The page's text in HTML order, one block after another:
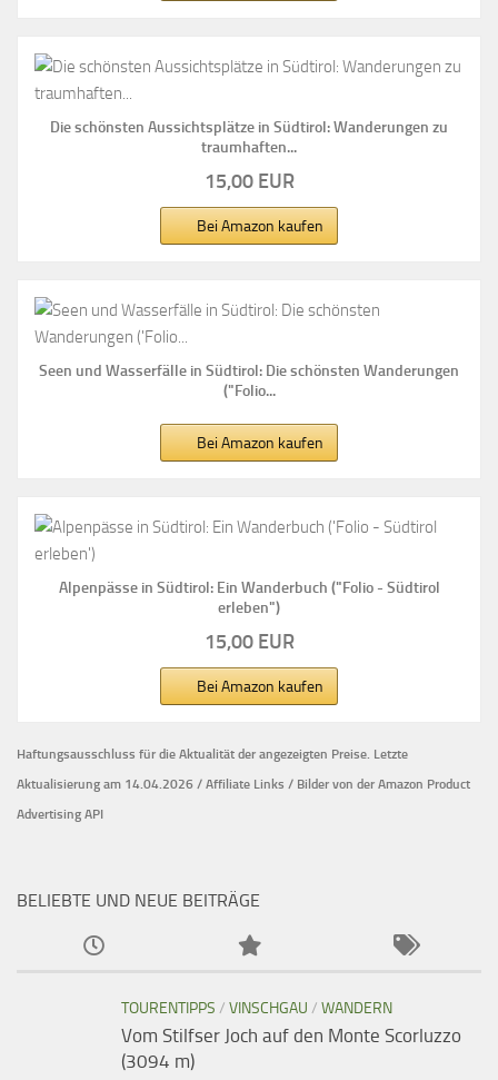
Die schönsten Aussichtsplätze in Südtirol: Wanderungen zu
traumhaften...
15,00 EUR
Bei Amazon kaufen
Seen und Wasserfälle in Südtirol: Die schönsten Wanderungen
("Folio...
Bei Amazon kaufen
Alpenpässe in Südtirol: Ein Wanderbuch ("Folio - Südtirol
erleben")
15,00 EUR
Bei Amazon kaufen
Haftungsausschluss für die Aktualität der angezeigten Preise. Letzte
Aktualisierung am 14.04.2026 / Affiliate Links / Bilder von der Amazon Product
Advertising API
BELIEBTE UND NEUE BEITRÄGE
TOURENTIPPS / VINSCHGAU / WANDERN
Vom Stilfser Joch auf den Monte Scorluzzo
(3094 m)